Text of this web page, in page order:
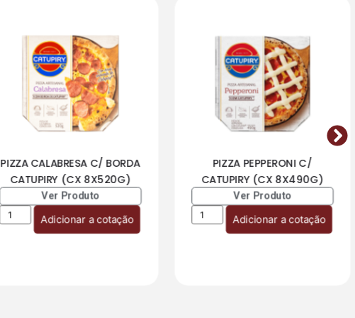
PIZZA CALABRESA C/ BORDA
CATUPIRY (CX 8X520G)
Ver Produto
Adicionar a cotação
PIZZA PEPPERONI C/
CATUPIRY (CX 8X490G)
Ver Produto
Adicionar a cotação